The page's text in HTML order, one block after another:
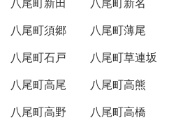
八尾町須郷
八尾町薄尾
八尾町石戸
八尾町草連坂
八尾町高尾
八尾町高熊
八尾町高野
八尾町高橋